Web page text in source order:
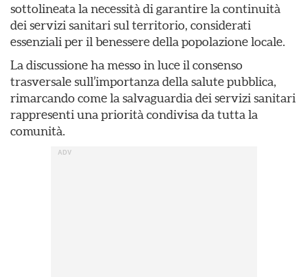
sottolineata la necessità di garantire la continuità
dei servizi sanitari sul territorio, considerati
essenziali per il benessere della popolazione locale.
La discussione ha messo in luce il consenso
trasversale sull’importanza della salute pubblica,
rimarcando come la salvaguardia dei servizi sanitari
rappresenti una priorità condivisa da tutta la
comunità.